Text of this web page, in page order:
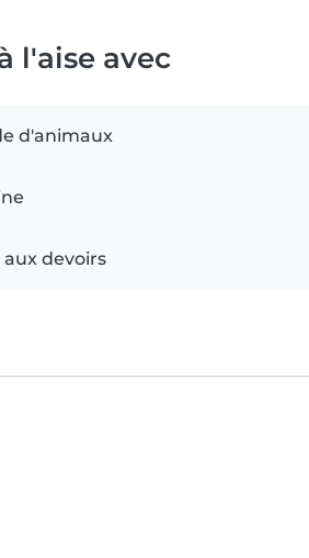
l'aise avec
d'animaux
aux devoirs